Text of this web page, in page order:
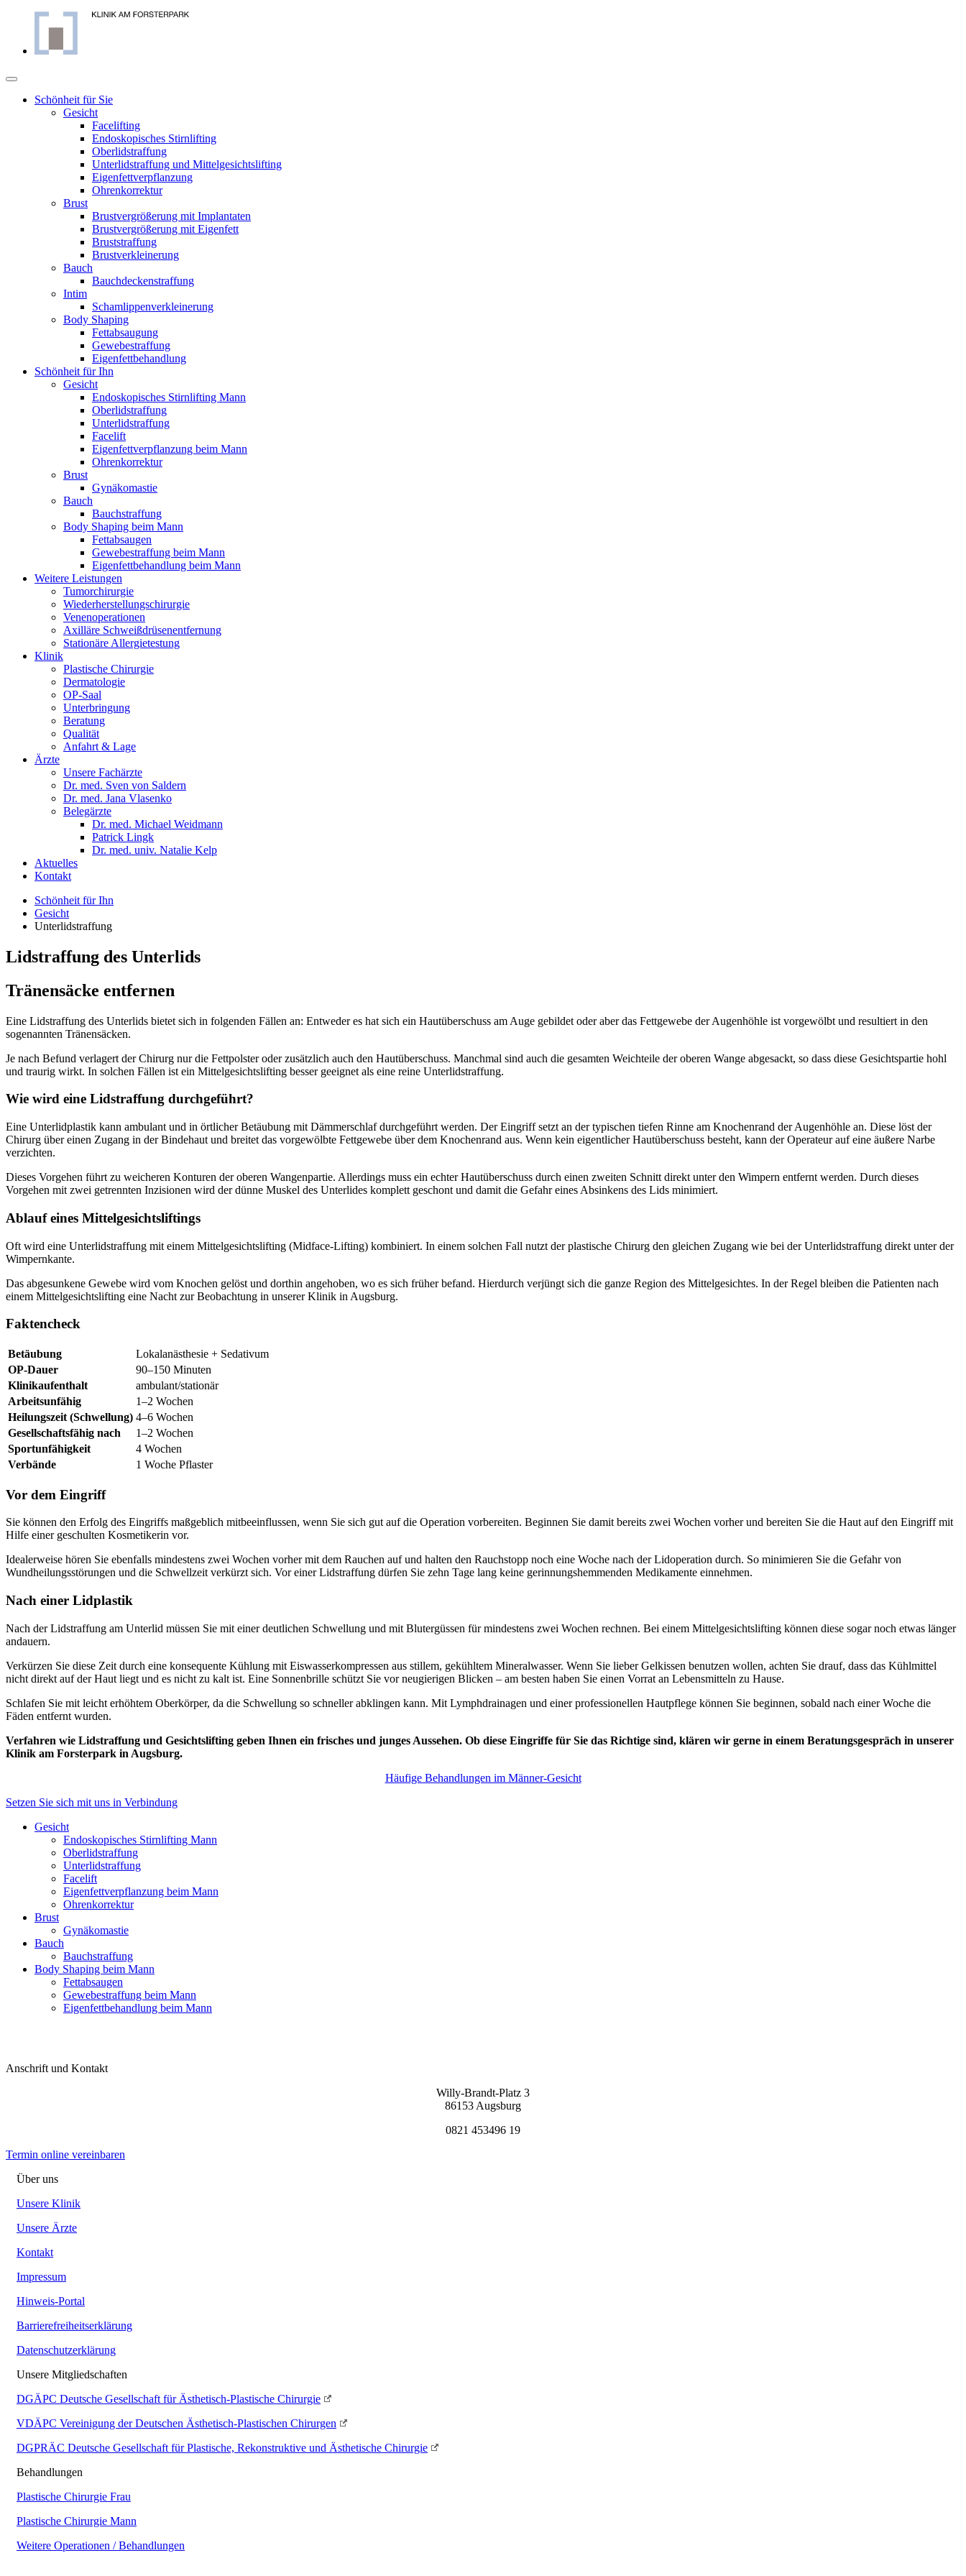
Schönheit für Sie
Gesicht
Facelifting
Endoskopisches Stirnlifting
Oberlidstraffung
Unterlidstraffung und Mittelgesichtslifting
Eigenfettverpflanzung
Ohrenkorrektur
Brust
Brustvergrößerung mit Implantaten
Brustvergrößerung mit Eigenfett
Bruststraffung
Brustverkleinerung
Bauch
Bauchdeckenstraffung
Intim
Schamlippenverkleinerung
Body Shaping
Fettabsaugung
Gewebestraffung
Eigenfettbehandlung
Schönheit für Ihn
Gesicht
Endoskopisches Stirnlifting Mann
Oberlidstraffung
Unterlidstraffung
Facelift
Eigenfettverpflanzung beim Mann
Ohrenkorrektur
Brust
Gynäkomastie
Bauch
Bauchstraffung
Body Shaping beim Mann
Fettabsaugen
Gewebestraffung beim Mann
Eigenfettbehandlung beim Mann
Weitere Leistungen
Tumorchirurgie
Wiederherstellungschirurgie
Venenoperationen
Axilläre Schweißdrüsenentfernung
Stationäre Allergietestung
Klinik
Plastische Chirurgie
Dermatologie
OP-Saal
Unterbringung
Beratung
Qualität
Anfahrt & Lage
Ärzte
Unsere Fachärzte
Dr. med. Sven von Saldern
Dr. med. Jana Vlasenko
Belegärzte
Dr. med. Michael Weidmann
Patrick Lingk
Dr. med. univ. Natalie Kelp
Aktuelles
Kontakt
Schönheit für Ihn
Gesicht
Unterlidstraffung
Lidstraffung des Unterlids
Tränensäcke entfernen
Eine Lidstraffung des Unterlids bietet sich in folgenden Fällen an: Entweder es hat sich ein Hautüberschuss am Auge gebildet oder aber das Fettgewebe der Augenhöhle ist vorgewölbt und resultiert in den
sogenannten Tränensäcken.
Je nach Befund verlagert der Chirurg nur die Fettpolster oder zusätzlich auch den Hautüberschuss. Manchmal sind auch die gesamten Weichteile der oberen Wange abgesackt, so dass diese Gesichtspartie hohl
und traurig wirkt. In solchen Fällen ist ein Mittelgesichtslifting besser geeignet als eine reine Unterlidstraffung.
Wie wird eine Lidstraffung durchgeführt?
Eine Unterlidplastik kann ambulant und in örtlicher Betäubung mit Dämmerschlaf durchgeführt werden. Der Eingriff setzt an der typischen tiefen Rinne am Knochenrand der Augenhöhle an. Diese löst der
Chirurg über einen Zugang in der Bindehaut und breitet das vorgewölbte Fettgewebe über dem Knochenrand aus. Wenn kein eigentlicher Hautüberschuss besteht, kann der Operateur auf eine äußere Narbe
verzichten.
Dieses Vorgehen führt zu weicheren Konturen der oberen Wangenpartie. Allerdings muss ein echter Hautüberschuss durch einen zweiten Schnitt direkt unter den Wimpern entfernt werden. Durch dieses
Vorgehen mit zwei getrennten Inzisionen wird der dünne Muskel des Unterlides komplett geschont und damit die Gefahr eines Absinkens des Lids minimiert.
Ablauf eines Mittelgesichtsliftings
Oft wird eine Unterlidstraffung mit einem Mittelgesichtslifting (Midface-Lifting) kombiniert. In einem solchen Fall nutzt der plastische Chirurg den gleichen Zugang wie bei der Unterlidstraffung direkt unter der
Wimpernkante.
Das abgesunkene Gewebe wird vom Knochen gelöst und dorthin angehoben, wo es sich früher befand. Hierdurch verjüngt sich die ganze Region des Mittelgesichtes. In der Regel bleiben die Patienten nach
einem Mittelgesichtslifting eine Nacht zur Beobachtung in unserer Klinik in Augsburg.
Faktencheck
Betäubung
Lokalanästhesie + Sedativum
OP-Dauer
90–150 Minuten
Klinikaufenthalt
ambulant/stationär
Arbeitsunfähig
1–2 Wochen
Heilungszeit (Schwellung) 4–6 Wochen
Gesellschaftsfähig nach
1–2 Wochen
Sportunfähigkeit
4 Wochen
Verbände
1 Woche Pflaster
Vor dem Eingriff
Sie können den Erfolg des Eingriffs maßgeblich mitbeeinflussen, wenn Sie sich gut auf die Operation vorbereiten. Beginnen Sie damit bereits zwei Wochen vorher und bereiten Sie die Haut auf den Eingriff mit
Hilfe einer geschulten Kosmetikerin vor.
Idealerweise hören Sie ebenfalls mindestens zwei Wochen vorher mit dem Rauchen auf und halten den Rauchstopp noch eine Woche nach der Lidoperation durch. So minimieren Sie die Gefahr von
Wundheilungsstörungen und die Schwellzeit verkürzt sich. Vor einer Lidstraffung dürfen Sie zehn Tage lang keine gerinnungshemmenden Medikamente einnehmen.
Nach einer Lidplastik
Nach der Lidstraffung am Unterlid müssen Sie mit einer deutlichen Schwellung und mit Blutergüssen für mindestens zwei Wochen rechnen. Bei einem Mittelgesichtslifting können diese sogar noch etwas länger
andauern.
Verkürzen Sie diese Zeit durch eine konsequente Kühlung mit Eiswasserkompressen aus stillem, gekühltem Mineralwasser. Wenn Sie lieber Gelkissen benutzen wollen, achten Sie drauf, dass das Kühlmittel
nicht direkt auf der Haut liegt und es nicht zu kalt ist. Eine Sonnenbrille schützt Sie vor neugierigen Blicken – am besten haben Sie einen Vorrat an Lebensmitteln zu Hause.
Schlafen Sie mit leicht erhöhtem Oberkörper, da die Schwellung so schneller abklingen kann. Mit Lymphdrainagen und einer professionellen Hautpflege können Sie beginnen, sobald nach einer Woche die
Fäden entfernt wurden.
Verfahren wie Lidstraffung und Gesichtslifting geben Ihnen ein frisches und junges Aussehen. Ob diese Eingriffe für Sie das Richtige sind, klären wir gerne in einem Beratungsgespräch in unserer
Klinik am Forsterpark in Augsburg.
Häufige Behandlungen im Männer-Gesicht
Setzen Sie sich mit uns in Verbindung
Gesicht
Endoskopisches Stirnlifting Mann
Oberlidstraffung
Unterlidstraffung
Facelift
Eigenfettverpflanzung beim Mann
Ohrenkorrektur
Brust
Gynäkomastie
Bauch
Bauchstraffung
Body Shaping beim Mann
Fettabsaugen
Gewebestraffung beim Mann
Eigenfettbehandlung beim Mann
Anschrift und Kontakt
Willy-Brandt-Platz 3
86153 Augsburg
0821 453496 19
Termin online vereinbaren
Über uns
Unsere Klinik
Unsere Ärzte
Kontakt
Impressum
Hinweis-Portal
Barrierefreiheitserklärung
Datenschutzerklärung
Unsere Mitgliedschaften
DGÄPC Deutsche Gesellschaft für Ästhetisch-Plastische Chirurgie
VDÄPC Vereinigung der Deutschen Ästhetisch-Plastischen Chirurgen
DGPRÄC Deutsche Gesellschaft für Plastische, Rekonstruktive und Ästhetische Chirurgie
Behandlungen
Plastische Chirurgie Frau
Plastische Chirurgie Mann
Weitere Operationen / Behandlungen